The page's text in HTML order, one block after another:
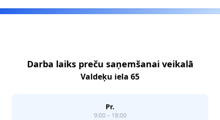
Darba laiks preču saņemšanai veikalā
Valdeķu iela 65
Pr.
9:00 – 18:00